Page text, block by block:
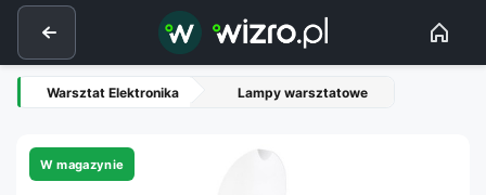
Warsztat Elektronika Lampy warsztatowe
W magazynie